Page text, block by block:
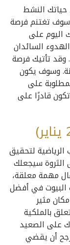
النشط
تغتنم فرصة
اليوم على
السائدان
وقد تأتيك فرصة
وسوف يكون
على
قادرًا على
الرياضية لتحقيق
الثروة سيجعلك
مهمة معلقة،
البيوت في أفضل
مثير
بالملكية
على الصعيد
أن يقضي